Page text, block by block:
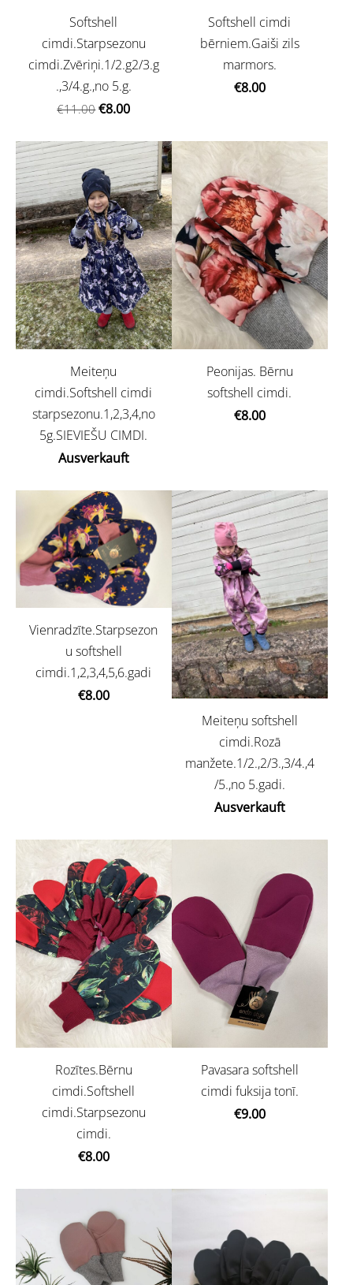
Softshell
cimdi.Starpsezonu
cimdi.Zvēriņi.1/2.g2/3.g
.,3/4.g.,no 5.g.
€11.00 €8.00
Softshell cimdi
bērniem.Gaiši zils
marmors.
€8.00
Meiteņu
cimdi.Softshell cimdi
starpsezonu.1,2,3,4,no
5g.SIEVIEŠU CIMDI.
Ausverkauft
Peonijas. Bērnu
softshell cimdi.
€8.00
Vienradzīte.Starpsezon
u softshell
cimdi.1,2,3,4,5,6.gadi
€8.00
Meiteņu softshell
cimdi.Rozā
manžete.1/2.,2/3.,3/4.,4
/5.,no 5.gadi.
Ausverkauft
Rozītes.Bērnu
cimdi.Softshell
cimdi.Starpsezonu
cimdi.
€8.00
Pavasara softshell
cimdi fuksija tonī.
€9.00